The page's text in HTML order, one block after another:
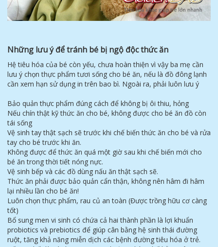
Những lưu ý để tránh bé bị ngộ độc thức ăn
Hệ tiêu hóa của bé còn yếu, chưa hoàn thiện vì vậy ba mẹ cần
lưu ý chọn thực phẩm tươi sống cho bé ăn, nếu là đồ đông lạnh
cần xem hạn sử dụng in trên bao bì. Ngoài ra, phải luôn lưu ý
Bảo quản thực phẩm đúng cách để không bị ôi thiu, hỏng
Nếu chín thật kỹ thức ăn cho bé, không được cho bé ăn đồ còn
tái sống
Vệ sinh tay thật sạch sẽ trước khi chế biến thức ăn cho bé và rửa
tay cho bé trước khi ăn.
Không được để thức ăn quá một giờ sau khi chế biến mới cho
bé ăn trong thời tiết nóng nực.
Vệ sinh bếp và các đồ dùng nấu ăn thật sạch sẽ.
Thức ăn phải được bảo quản cẩn thận, không nên hâm đi hâm
lại nhiều lần cho bé ăn!
Luôn chọn thực phẩm, rau củ an toàn (Được trồng hữu cơ càng
tốt)
Bổ sung men vi sinh có chứa cả hai thành phần là lợi khuẩn
probiotics và prebiotics để giúp cân bằng hệ sinh thái đường
ruột, tăng khả năng miễn dịch các bệnh đường tiêu hóa ở trẻ.